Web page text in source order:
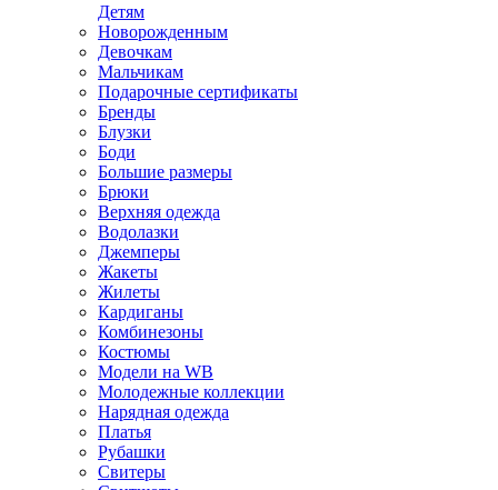
Детям
Новорожденным
Девочкам
Мальчикам
Подарочные сертификаты
Бренды
Блузки
Боди
Большие размеры
Брюки
Верхняя одежда
Водолазки
Джемперы
Жакеты
Жилеты
Кардиганы
Комбинезоны
Костюмы
Модели на WB
Молодежные коллекции
Нарядная одежда
Платья
Рубашки
Свитеры